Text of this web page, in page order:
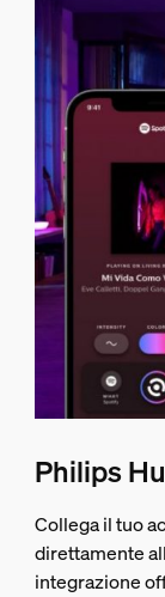
Philips
Collega il tuo
direttamente
integrazione